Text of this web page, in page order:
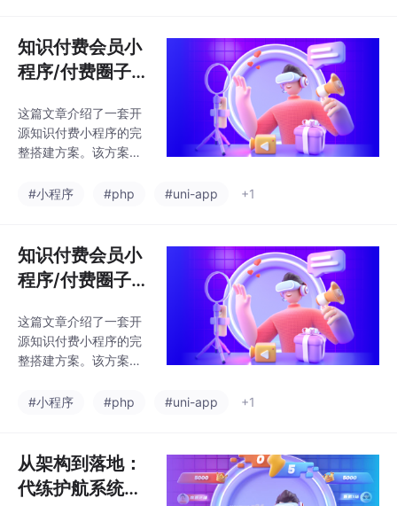
游戏
景。技术架构采用Uni-a
pp实现跨端开发，后端
使用ThinkPHP6框架，
机、Redis抢单机制和佣
金结算体系。部署方案
基于宝塔面板，支持快
包括多端适配、全游戏
游戏
知识付费会员小
程序/付费圈子系
码+会员体系完
整实战，开源运
这篇文章介绍了一套开
源知识付费小程序的完
整搭建方案。该方案基
包含视频课程、会员系
章详细讲解了从服务器
配置（宝塔面板安装、
PHP扩展）、数据库部
程，重点演示了兑换码
生成、限免活动、会员
体系等运营功能，并提
南。相比SaaS方案，这
人开发者低成本启动知
识付费业
#小程序 #php #uni-app +1
知识付费会员小
程序/付费圈子系
码+会员体系完
整实战，开源运
这篇文章介绍了一套开
源知识付费小程序的完
整搭建方案。该方案基
包含视频课程、会员系
章详细讲解了从服务器
配置（宝塔面板安装、
PHP扩展）、数据库部
#小程序 #php #uni-app +1
从架构到落地：
代练护航系统如